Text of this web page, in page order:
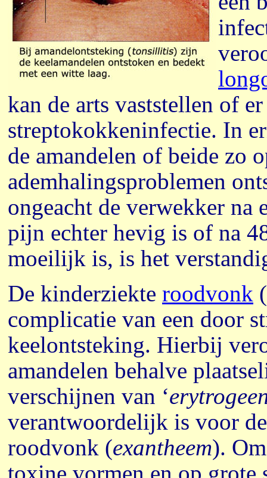
kan de arts vaststellen of
streptokokkeninfectie. In
de amandelen of beide zo
ademhalingsproblemen
ongeacht de verwekker na
pijn echter hevig is of na
moeilijk is, is het
De kinderziekte roodvonk (
complicatie van een door
keelontsteking. Hierbij
amandelen behalve
verschijnen van ‘
verantwoordelijk is voor
roodvonk (exantheem).